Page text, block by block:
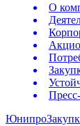
О
Юнипро